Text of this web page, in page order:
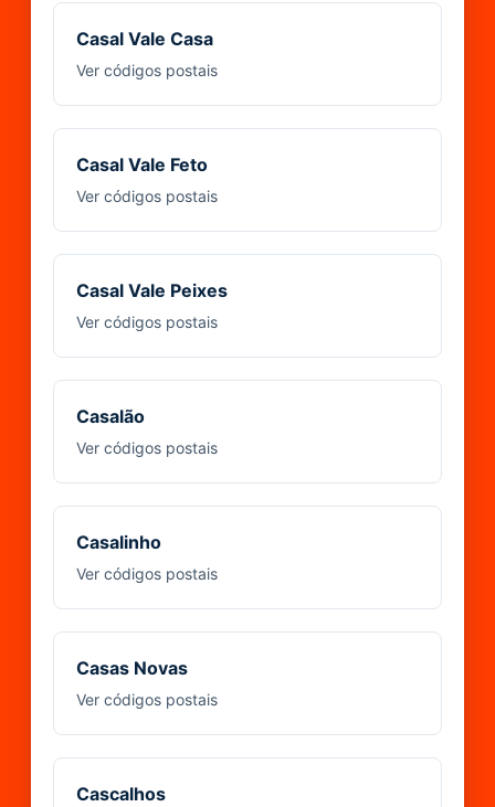
Casal Vale Casa
Ver códigos postais
Casal Vale Feto
Ver códigos postais
Casal Vale Peixes
Ver códigos postais
Casalão
Ver códigos postais
Casalinho
Ver códigos postais
Casas Novas
Ver códigos postais
Cascalhos